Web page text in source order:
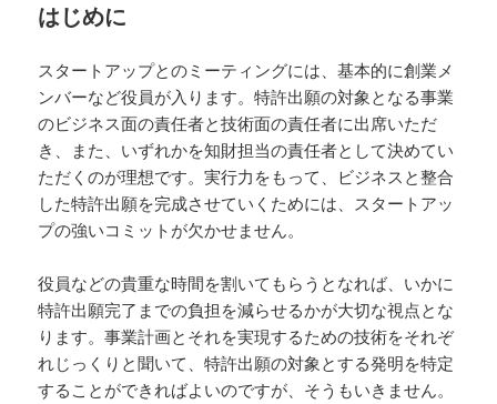
はじめに
スタートアップとのミーティングには、基本的に創業メ
ンバーなど役員が入ります。特許出願の対象となる事業
のビジネス面の責任者と技術面の責任者に出席いただ
き、また、いずれかを知財担当の責任者として決めてい
ただくのが理想です。実行力をもって、ビジネスと整合
した特許出願を完成させていくためには、スタートアッ
プの強いコミットが欠かせません。
役員などの貴重な時間を割いてもらうとなれば、いかに
特許出願完了までの負担を減らせるかが大切な視点とな
ります。事業計画とそれを実現するための技術をそれぞ
れじっくりと聞いて、特許出願の対象とする発明を特定
することができればよいのですが、そうもいきません。